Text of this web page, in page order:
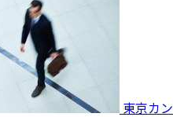
東京カン